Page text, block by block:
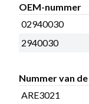
OEM-nummer
02940030
2940030
Nummer van
ARE3021